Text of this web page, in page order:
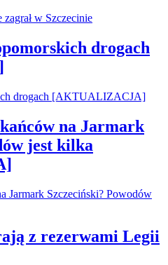
drogach
na Jarmark
jest kilka
z rezerwami Legii